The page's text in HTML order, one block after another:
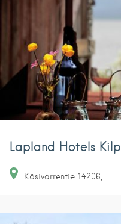
Lapland Hotels
Käsivarrentie 14206